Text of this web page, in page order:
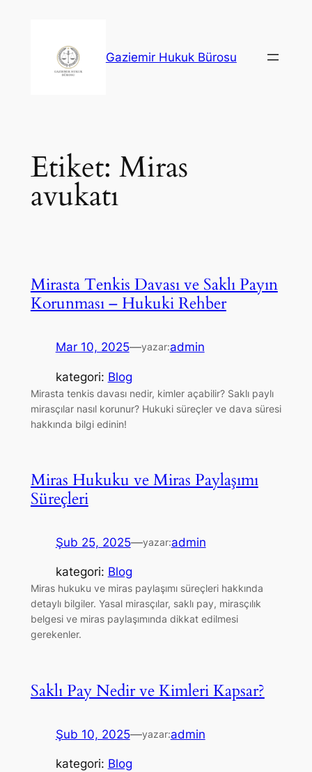
Gaziemir Hukuk Bürosu
Etiket: Miras
avukatı
Mirasta Tenkis Davası ve Saklı Payın
Korunması – Hukuki Rehber
Mar 10, 2025—yazar:admin
kategori: Blog
Mirasta tenkis davası nedir, kimler açabilir? Saklı paylı
mirasçılar nasıl korunur? Hukuki süreçler ve dava süresi
hakkında bilgi edinin!
Miras Hukuku ve Miras Paylaşımı
Süreçleri
Şub 25, 2025—yazar:admin
kategori: Blog
Miras hukuku ve miras paylaşımı süreçleri hakkında
detaylı bilgiler. Yasal mirasçılar, saklı pay, mirasçılık
belgesi ve miras paylaşımında dikkat edilmesi
gerekenler.
Saklı Pay Nedir ve Kimleri Kapsar?
Şub 10, 2025—yazar:admin
kategori: Blog